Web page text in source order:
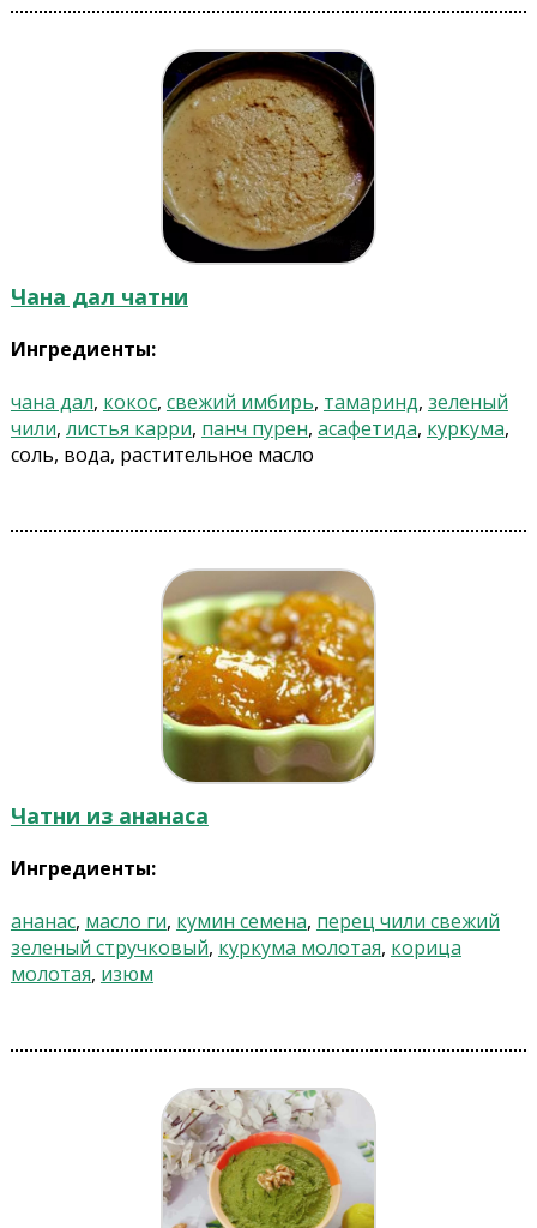
Чана дал чатни
Ингредиенты:
чана дал, кокос, свежий имбирь, тамаринд, зеленый
чили, листья карри, панч пурен, асафетида, куркума,
соль, вода, растительное масло
Чатни из ананаса
Ингредиенты:
ананас, масло ги, кумин семена, перец чили свежий
зеленый стручковый, куркума молотая, корица
молотая, изюм